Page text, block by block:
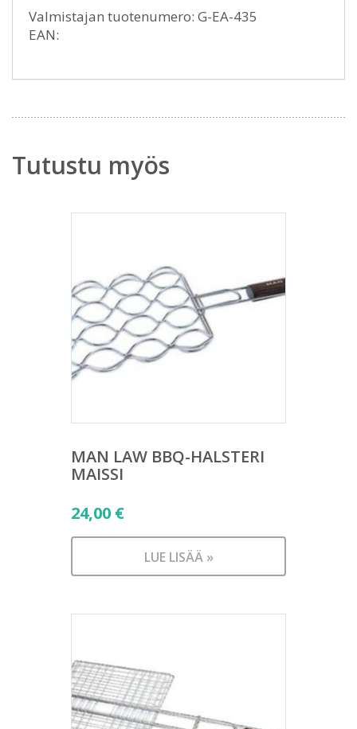
Valmistajan tuotenumero: G-EA-435
EAN:
Tutustu myös
MAN LAW BBQ-HALSTERI
MAISSI
24,00 €
LUE LISÄÄ »